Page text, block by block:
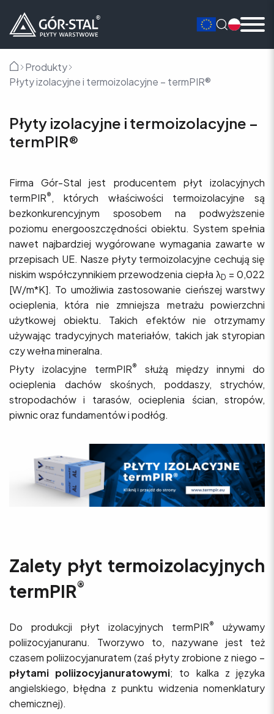
Główna
Produkty
Płyty izolacyjne i termoizolacyjne – termPIR®
Płyty izolacyjne i termoizolacyjne –
termPIR®
Firma Gór-Stal jest producentem płyt izolacyjnych
termPIR® , których właściwości termoizolacyjne są
bezkonkurencyjnym sposobem na podwyższenie
poziomu energooszczędności obiektu. System spełnia
nawet najbardziej wygórowane wymagania zawarte w
przepisach UE. Nasze płyty termoizolacyjne cechują się
niskim współczynnikiem przewodzenia ciepła λD = 0,022
[W/m*K]. To umożliwia zastosowanie cieńszej warstwy
ocieplenia, która nie zmniejsza metrażu powierzchni
użytkowej obiektu. Takich efektów nie otrzymamy
używając tradycyjnych materiałów, takich jak styropian
czy wełna mineralna.
Płyty izolacyjne termPIR®
służą między innymi do
ocieplenia dachów skośnych, poddaszy, strychów,
stropodachów i tarasów, ocieplenia ścian, stropów,
piwnic oraz fundamentów i podłóg.
Zalety płyt termoizolacyjnych
termPIR®
Do produkcji płyt izolacyjnych termPIR®
używamy
poliizocyjanuranu. Tworzywo to, nazywane jest też
czasem poliizocyjanuratem (zaś płyty zrobione z niego –
płytami poliizocyjanuratowymi; to kalka z języka
angielskiego, błędna z punktu widzenia nomenklatury
chemicznej).